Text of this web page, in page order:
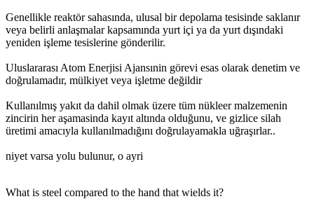
Genellikle reaktör sahasında, ulusal bir depolama tesisinde saklanır
veya belirli anlaşmalar kapsamında yurt içi ya da yurt dışındaki
yeniden işleme tesislerine gönderilir.
Uluslararası Atom Enerjisi Ajansınin görevi esas olarak denetim ve
doğrulamadır, mülkiyet veya işletme değildir
Kullanılmış yakıt da dahil olmak üzere tüm nükleer malzemenin
zincirin her aşamasinda kayıt altında olduğunu, ve gizlice silah
üretimi amacıyla kullanılmadığını doğrulayamakla uğraşırlar..
niyet varsa yolu bulunur, o ayri
What is steel compared to the hand that wields it?